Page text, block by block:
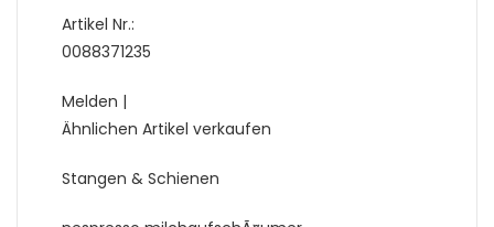
Artikel Nr.:
0088371235
Melden |
Ähnlichen Artikel verkaufen
Stangen & Schienen